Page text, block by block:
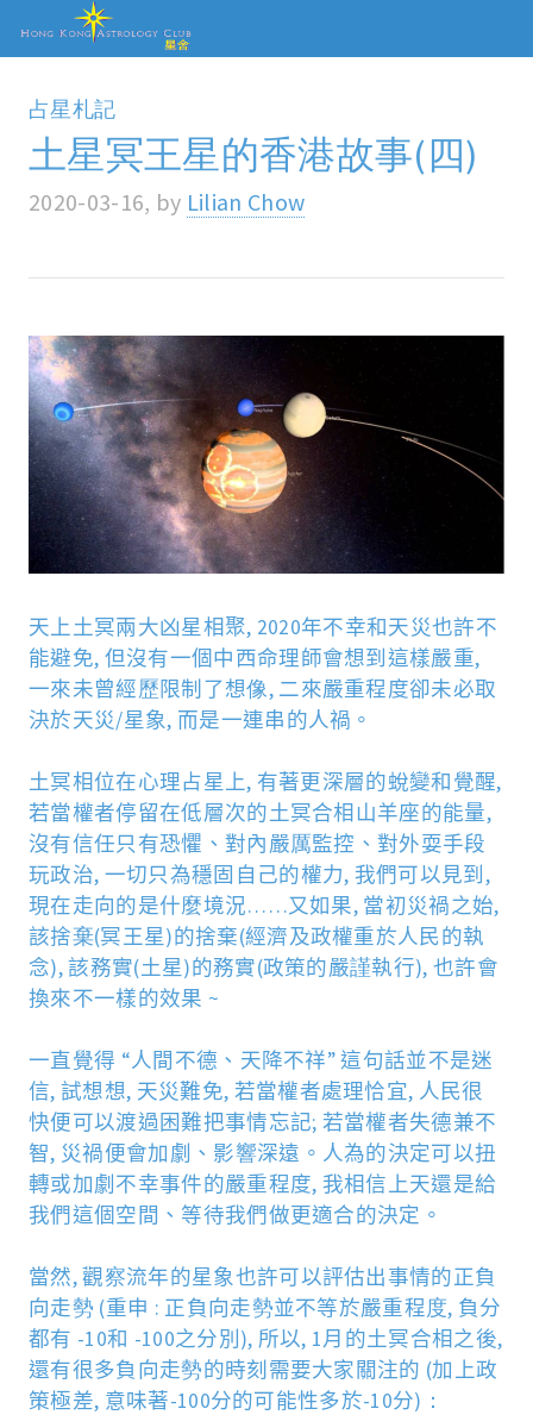
占星札記
土星冥王星的香港故事(四)
2020-03-16, by Lilian Chow
天上土冥兩大凶星相聚, 2020年不幸和天災也許不
能避免, 但沒有一個中西命理師會想到這樣嚴重,
一來未曾經歷限制了想像, 二來嚴重程度卻未必取
決於天災/星象, 而是一連串的人禍。
土冥相位在心理占星上, 有著更深層的蛻變和覺醒,
若當權者停留在低層次的土冥合相山羊座的能量,
沒有信任只有恐懼、對內嚴厲監控、對外耍手段
玩政治, 一切只為穩固自己的權力, 我們可以見到 ,
現在走向的是什麼境況……又如果, 當初災禍之始,
該捨棄(冥王星)的捨棄(經濟及政權重於人民的執
念),該務實(土星)的務實(政策的嚴謹執行),也許會
換來不一樣的效果 ~
一直覺得 “人間不德、天降不祥” 這句話並不是迷
信, 試想想, 天災難免, 若當權者處理恰宜, 人民很
快便可以渡過困難把事情忘記; 若當權者失德兼不
智, 災禍便會加劇、影響深遠。人為的決定可以扭
轉或加劇不幸事件的嚴重程度, 我相信上天還是給
我們這個空間、等待我們做更適合的決定。
當然,觀察流年的星象也許可以評估出事情的正負
向走勢 (重申 : 正負向走勢並不等於嚴重程度, 負分
都有 -10和 -100之分別 ), 所以, 1月的土冥合相之後,
還有很多負向走勢的時刻需要大家關注的 (加上政
策極差, 意味著-100分的可能性多於-10分) ：